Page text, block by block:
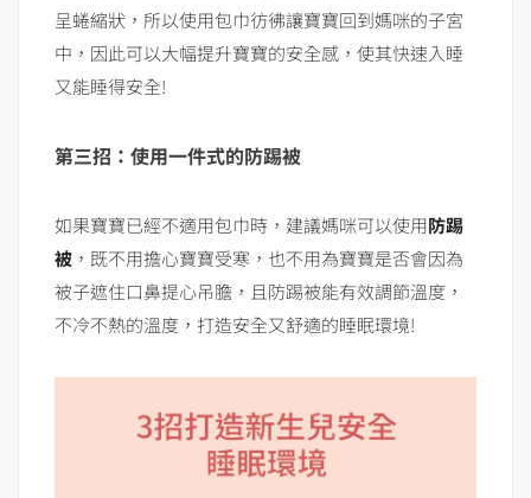
呈蜷縮狀，所以使用包巾彷彿讓寶寶回到媽咪的子宮
中，因此可以大幅提升寶寶的安全感，使其快速入睡
又能睡得安全!
第三招：使用一件式的防踢被
如果寶寶已經不適用包巾時，建議媽咪可以使用防踢
被 ，既不用擔心寶寶受寒，也不用為寶寶是否會因為
被子遮住口鼻提心吊膽，且防踢被能有效調節溫度，
不冷不熱的溫度，打造安全又舒適的睡眠環境!